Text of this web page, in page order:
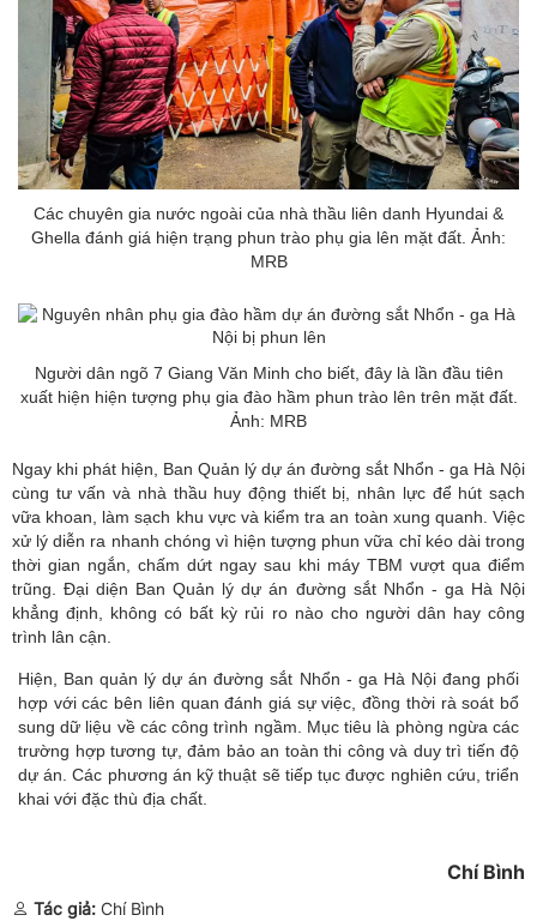
Các chuyên gia nước ngoài của nhà thầu liên danh Hyundai &
Ghella đánh giá hiện trạng phun trào phụ gia lên mặt đất. Ảnh:
MRB
Người dân ngõ 7 Giang Văn Minh cho biết, đây là lần đầu tiên
xuất hiện hiện tượng phụ gia đào hầm phun trào lên trên mặt đất.
Ảnh: MRB
Ngay khi phát hiện, Ban Quản lý dự án đường sắt Nhổn - ga Hà Nội
cùng tư vấn và nhà thầu huy động thiết bị, nhân lực để hút sạch
vữa khoan, làm sạch khu vực và kiểm tra an toàn xung quanh. Việc
xử lý diễn ra nhanh chóng vì hiện tượng phun vữa chỉ kéo dài trong
thời gian ngắn, chấm dứt ngay sau khi máy TBM vượt qua điểm
trũng. Đại diện Ban Quản lý dự án đường sắt Nhổn - ga Hà Nội
khẳng định, không có bất kỳ rủi ro nào cho người dân hay công
trình lân cận.
Hiện, Ban quản lý dự án đường sắt Nhổn - ga Hà Nội đang phối
hợp với các bên liên quan đánh giá sự việc, đồng thời rà soát bổ
sung dữ liệu về các công trình ngầm. Mục tiêu là phòng ngừa các
trường hợp tương tự, đảm bảo an toàn thi công và duy trì tiến độ
dự án. Các phương án kỹ thuật sẽ tiếp tục được nghiên cứu, triển
khai với đặc thù địa chất.
Chí Bình
Tác giả: Chí Bình